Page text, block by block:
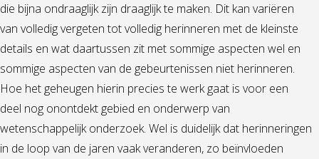
die bijna ondraaglijk zijn draaglijk te maken. Dit kan variëren
van volledig vergeten tot volledig herinneren met de kleinste
details en wat daartussen zit met sommige aspecten wel en
sommige aspecten van de gebeurtenissen niet herinneren.
Hoe het geheugen hierin precies te werk gaat is voor een
deel nog onontdekt gebied en onderwerp van
wetenschappelijk onderzoek. Wel is duidelijk dat herinneringen
in de loop van de jaren vaak veranderen, zo beïnvloeden